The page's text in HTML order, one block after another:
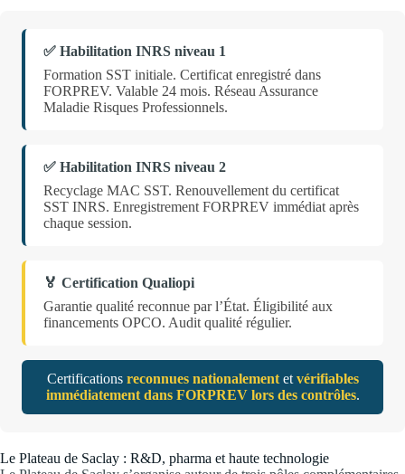
✅ Habilitation INRS niveau 1
Formation SST initiale. Certificat enregistré dans
FORPREV. Valable 24 mois. Réseau Assurance
Maladie Risques Professionnels.
✅ Habilitation INRS niveau 2
Recyclage MAC SST. Renouvellement du certificat
SST INRS. Enregistrement FORPREV immédiat après
chaque session.
🏅 Certification Qualiopi
Garantie qualité reconnue par l’État. Éligibilité aux
financements OPCO. Audit qualité régulier.
Certifications reconnues nationalementet vérifiables
immédiatement dans FORPREV lors des contrôles.
Le Plateau de Saclay : R&D, pharma et haute technologie